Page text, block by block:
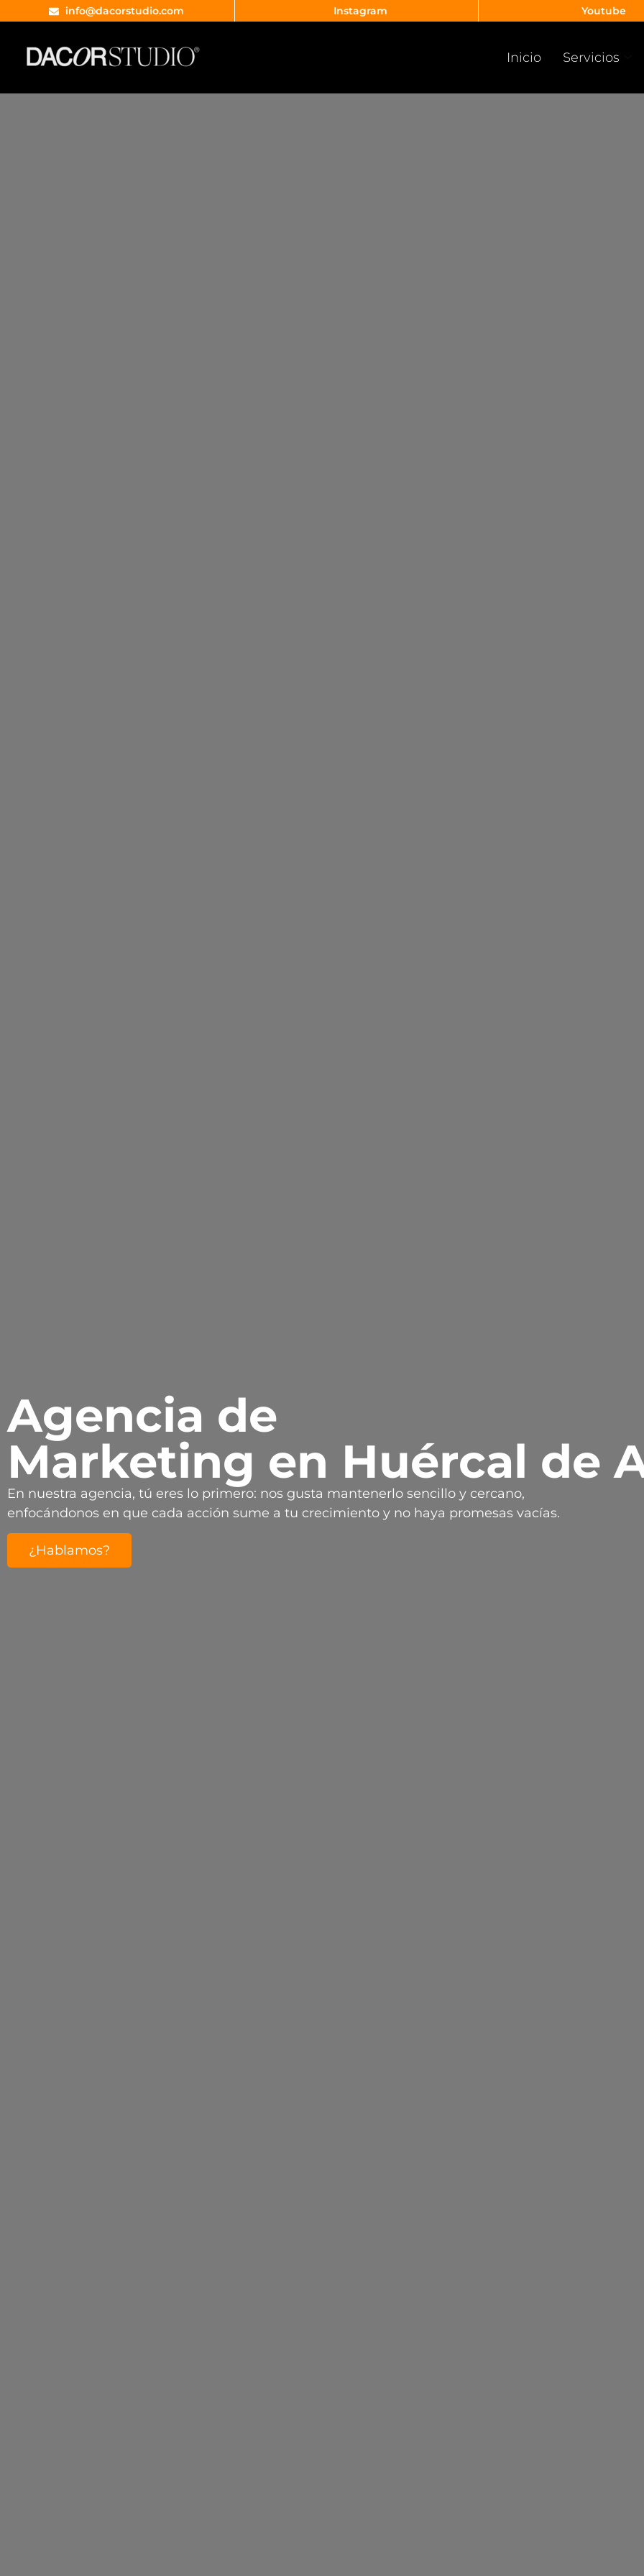
info@dacorstudio.com Instagram Youtube
Inicio Servicios
Agencia de
Marketing en Huércal de
En nuestra agencia, tú eres lo primero: nos gusta mantenerlo sencillo y cercano,
enfocándonos en que cada acción sume a tu crecimiento y no haya promesas vacías.
¿Hablamos?